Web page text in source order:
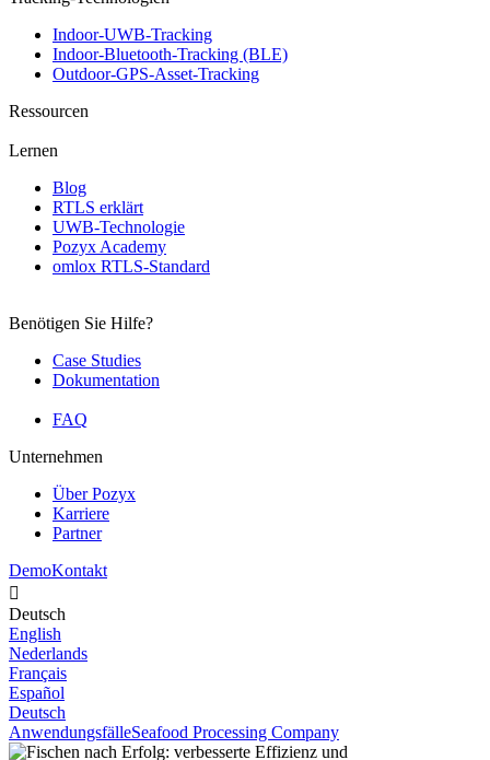
Indoor-UWB-Tracking
Indoor-Bluetooth-Tracking (BLE)
Outdoor-GPS-Asset-Tracking
Ressourcen
Lernen
Blog
RTLS erklärt
UWB-Technologie
Pozyx Academy
omlox RTLS-Standard
Benötigen Sie Hilfe?
Case Studies
Dokumentation
FAQ
Unternehmen
Über Pozyx
Karriere
Partner
DemoKontakt

Deutsch
English
Nederlands
Français
Español
Deutsch
AnwendungsfälleSeafood Processing Company